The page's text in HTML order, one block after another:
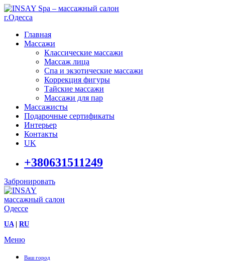
Главная
Массажи
Классические массажи
Массаж лица
Спа и экзотические массажи
Коррекция фигуры
Тайские массажи
Массажи для пар
Массажисты
Подарочные сертификаты
Интерьер
Контакты
UK
+380631511249
Забронировать
UA| RU
Меню
Ваш город